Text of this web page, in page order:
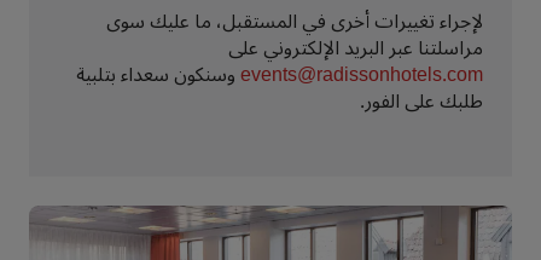
لإجراء تغييرات أخرى في المستقبل، ما عليك سوى
مراسلتنا عبر البريد الإلكتروني على
events@radissonhotels.comوسنكون سعداء بتلبية
طلبك على الفور.